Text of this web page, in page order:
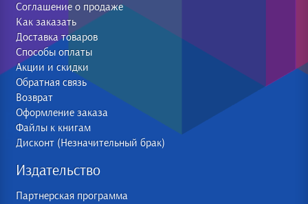
Соглашение о продаже
Как заказать
Доставка товаров
Способы оплаты
Акции и скидки
Обратная связь
Возврат
Оформление заказа
Файлы к книгам
Дисконт (Незначительный брак)
Издательство
Партнерская программа